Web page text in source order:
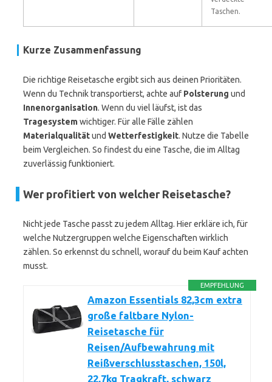
Taschen.
Kurze Zusammenfassung
Die richtige Reisetasche ergibt sich aus deinen Prioritäten.
Wenn du Technik transportierst, achte auf Polsterung und
Innenorganisation. Wenn du viel läufst, ist das
Tragesystemwichtiger. Für alle Fälle zählen
Materialqualitätund Wetterfestigkeit. Nutze die Tabelle
beim Vergleichen. So findest du eine Tasche, die im Alltag
zuverlässig funktioniert.
Wer profitiert von welcher Reisetasche?
Nicht jede Tasche passt zu jedem Alltag. Hier erkläre ich, für
welche Nutzergruppen welche Eigenschaften wirklich
zählen. So erkennst du schnell, worauf du beim Kauf achten
musst.
EMPFEHLUNG
Amazon Essentials 82,3cm extra
große faltbare Nylon-
Reisetasche für
Reisen/Aufbewahrung mit
Reißverschlusstaschen, 150l,
22,7kg Tragkraft, schwarz